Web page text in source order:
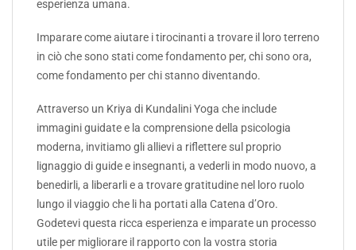
esperienza umana.
Imparare come aiutare i tirocinanti a trovare il loro terreno
in ciò che sono stati come fondamento per, chi sono ora,
come fondamento per chi stanno diventando.
Attraverso un Kriya di Kundalini Yoga che include
immagini guidate e la comprensione della psicologia
moderna, invitiamo gli allievi a riflettere sul proprio
lignaggio di guide e insegnanti, a vederli in modo nuovo, a
benedirli, a liberarli e a trovare gratitudine nel loro ruolo
lungo il viaggio che li ha portati alla Catena d’Oro.
Godetevi questa ricca esperienza e imparate un processo
utile per migliorare il rapporto con la vostra storia